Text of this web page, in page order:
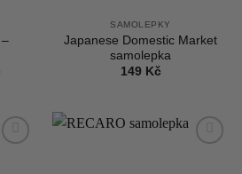
Aktuální
299 Kč.
SAMOLEPKY
Japanese Domestic Market
samolepka
149 Kč